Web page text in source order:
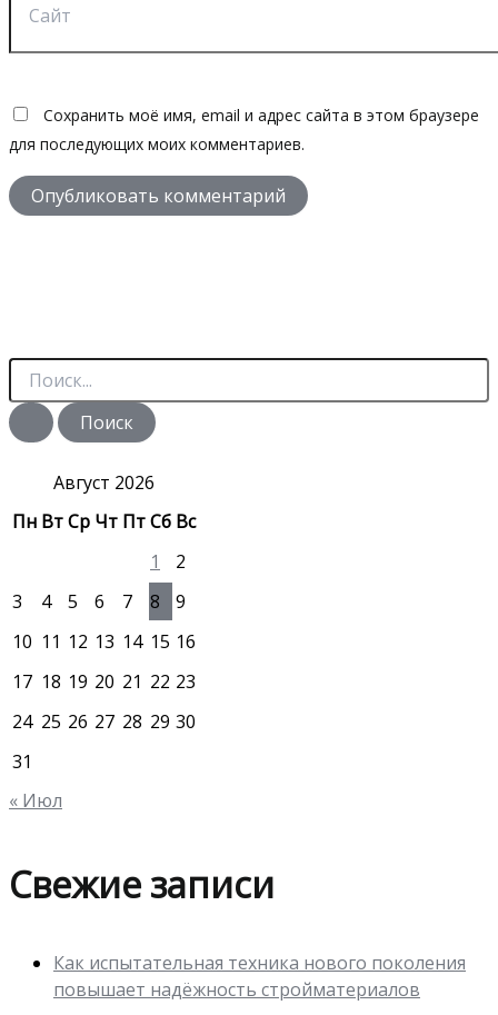
Сохранить моё имя, email и адрес сайта в этом браузере
для последующих моих комментариев.
П
и
с
Август 2026
Пн ВтСр Чт ПтСб Вс
1
2
3
4 5 6 7 8
9
10 11 12 13 14 15 16
17 18 19 20 21 22 23
24 25 26 27 28 29 30
31
« Июл
Свежие записи
Как испытательная техника нового поколения
повышает надёжность стройматериалов